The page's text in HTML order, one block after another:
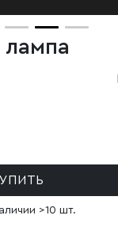
лампа
>10 шт.